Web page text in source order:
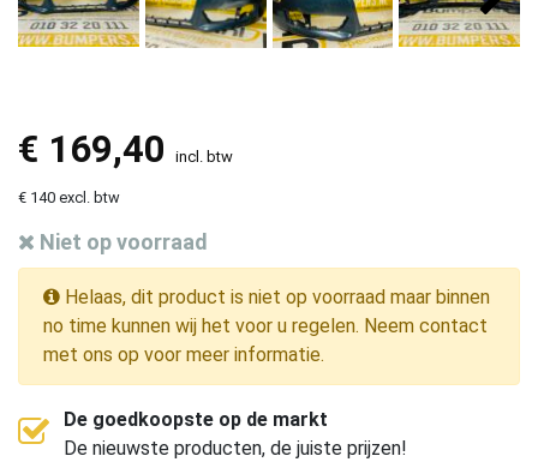
€ 169,40 incl. btw
€ 140 excl. btw
Niet op voorraad
Helaas, dit product is niet op voorraad maar binnen
no time kunnen wij het voor u regelen. Neem contact
met ons op voor meer informatie.
De goedkoopste op de markt
De nieuwste producten, de juiste prijzen!